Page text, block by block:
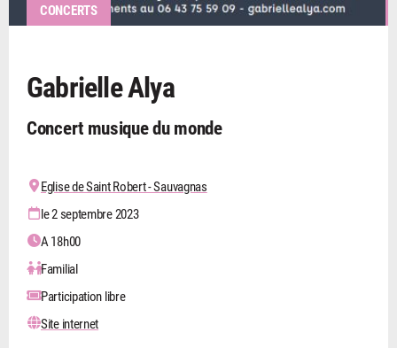
CONCERTS
Gabrielle Alya
Concert musique du monde
Eglise de Saint Robert - Sauvagnas
le 2 septembre 2023
A 18h00
Familial
Participation libre
Site internet